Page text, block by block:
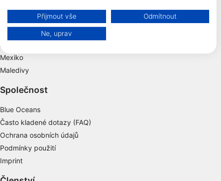
Mexiko
Maledivy
Společnost
Blue Oceans
Často kladené dotazy (FAQ)
Ochrana osobních údajů
Podmínky použití
Imprint
Data mohou být sdílena mimo Evropskou unii a odesílána do USA.
Váš souhlas a zásady používání cookie se vztahují pouze na tento
web/aplikaci.
Vaše údaje používáme pro následující účely:
Účely zpracování IAB:
zařízení
Použití omezených údajů k výběru reklam
Vytváření profilů pro personalizovanou
Používání profilů k výběru personalizované
Přijmout vše Odmítnout
Ne, uprav